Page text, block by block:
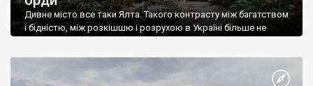
Дивне місто все таки Ялта. Такого контрасту між багатством
і бідністю, між розкішшю і розрухою в Україні більше не